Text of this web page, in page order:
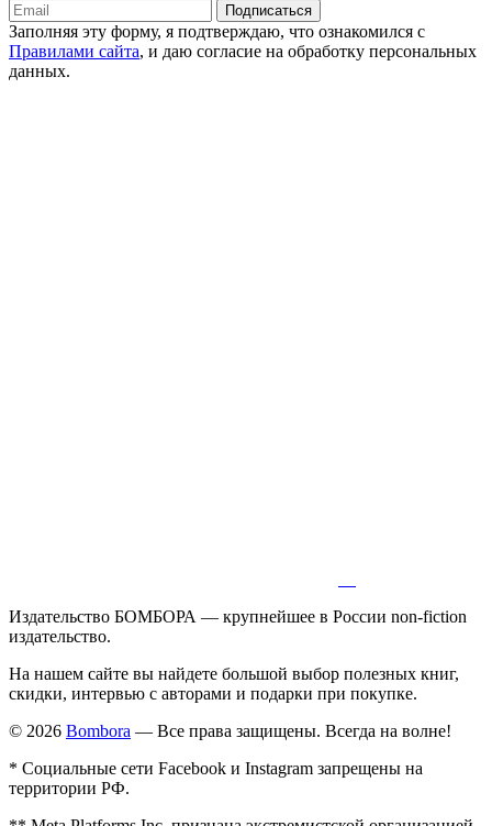
Подписаться
Заполняя эту форму, я подтверждаю, что ознакомился с
Правилами сайта, и даю согласие на обработку персональных
данных.
Издательство БОМБОРА — крупнейшее в России non-fiction
издательство.
На нашем сайте вы найдете большой выбор полезных книг,
скидки, интервью с авторами и подарки при покупке.
© 2026 Bombora — Все права защищены. Всегда на волне!
* Социальные сети Facebook и Instagram запрещены на
территории РФ.